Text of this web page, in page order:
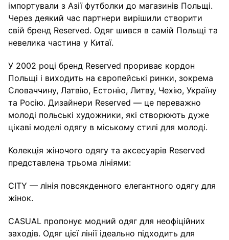
імпортували з Азії футболки до магазинів Польщі.
Через деякий час партнери вирішили створити
свій бренд Reserved. Одяг шився в самій Польщі та
невелика частина у Китаї.
У 2002 році бренд Reserved прориває кордон
Польщі і виходить на європейські ринки, зокрема
Словаччину, Латвію, Естонію, Литву, Чехію, Україну
та Росію. Дизайнери Reserved — це переважно
молоді польські художники, які створюють дуже
цікаві моделі одягу в міському стилі для молоді.
Колекція жіночого одягу та аксесуарів Reserved
представлена ​​трьома лініями:
CITY — лінія повсякденного елегантного одягу для
жінок.
CASUAL пропонує модний одяг для неофіційних
заходів. Одяг цієї лінії ідеально підходить для